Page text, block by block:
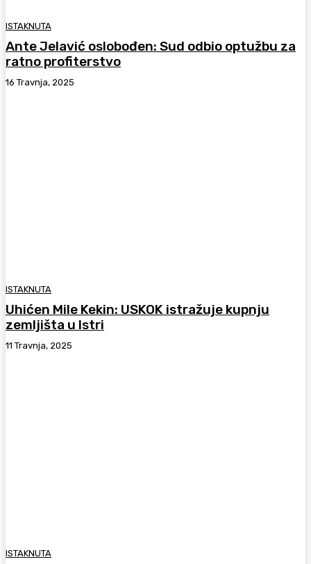
ISTAKNUTA
Ante Jelavić oslobođen: Sud odbio optužbu za
ratno profiterstvo
16 Travnja, 2025
ISTAKNUTA
Uhićen Mile Kekin: USKOK istražuje kupnju
zemljišta u Istri
11 Travnja, 2025
ISTAKNUTA